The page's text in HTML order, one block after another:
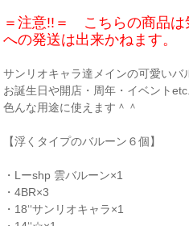
＝注意!!＝ こちらの商品は
への発送は出来かねます。
サンリオキャラ達メインの可愛いバ
お誕生日や開店・周年・イベント
色んな用途に使えます＾＾
【浮くタイプのバルーン６個】
・Lーshp 雲バルーン×1
・4BR×3
・18‘‘サンリオキャラ×1